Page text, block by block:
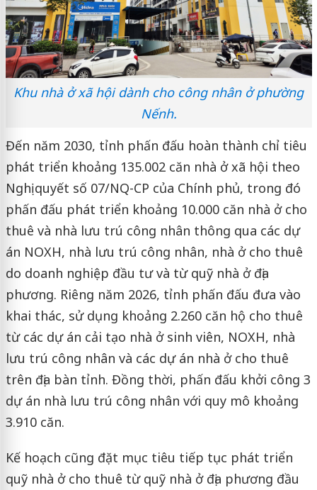
Khu nhà ở xã hội dành cho công nhân ở phường
Nếnh.
Đến năm 2030, tỉnh phấn đấu hoàn thành chỉ tiêu
phát triển khoảng 135.002 căn nhà ở xã hội theo
Nghị quyết số 07/NQ-CP của Chính phủ, trong đó
phấn đấu phát triển khoảng 10.000 căn nhà ở cho
thuê và nhà lưu trú công nhân thông qua các dự
án NOXH, nhà lưu trú công nhân, nhà ở cho thuê
do doanh nghiệp đầu tư và từ quỹ nhà ở địa
phương. Riêng năm 2026, tỉnh phấn đấu đưa vào
khai thác, sử dụng khoảng 2.260 căn hộ cho thuê
từ các dự án cải tạo nhà ở sinh viên, NOXH, nhà
lưu trú công nhân và các dự án nhà ở cho thuê
trên địa bàn tỉnh. Đồng thời, phấn đấu khởi công 3
dự án nhà lưu trú công nhân với quy mô khoảng
3.910 căn.
Kế hoạch cũng đặt mục tiêu tiếp tục phát triển
quỹ nhà ở cho thuê từ quỹ nhà ở địa phương đầu